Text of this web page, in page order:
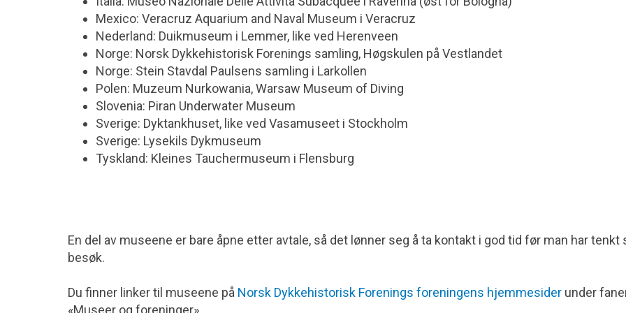
Mexico: Veracruz Aquarium and Naval Museum i Veracruz
Nederland: Duikmuseum i Lemmer, like ved Herenveen
Norge: Norsk Dykkehistorisk Forenings samling, Høgskulen på Vestlandet
Norge: Stein Stavdal Paulsens samling i Larkollen
Polen: Muzeum Nurkowania, Warsaw Museum of Diving
Slovenia: Piran Underwater Museum
Sverige: Dyktankhuset, like ved Vasamuseet i Stockholm
Sverige: Lysekils Dykmuseum
Tyskland: Kleines Tauchermuseum i Flensburg
En del av museene er bare åpne etter avtale, så det lønner seg å ta kontakt i god tid før man har tenkt
besøk.
Du finner linker til museene på Norsk Dykkehistorisk Forenings foreningens hjemmesider under
«Museer og foreninger».